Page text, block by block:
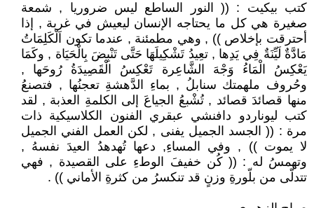
كتب بيكيت : (( النور الساطع ليس ضروريا , شمعة
صغيرة هي كل ما يحتاجه الإنسان ليعيش في غربة , إذا
أحترقت بإخلاص )) , وهي مطمئنة , عندما تكون اَلْكَلِمَاتُ
مَادَّةٌ لَيِّنَةٌ فِي يَدِها , تعِيدُ تَشْكِيلَهَا حَتَّى تَنْبِضَ بِالْحَيَاة , وكَمَا
يَعْكِسُ الْمَاءُ وَجْهَ الشَّاعِرة تَعْكِسُ الْقَصِيدَةُ رُوحَها ,
وحُروف ملهمتك سنابلُ , بماءِ الدَّهشةِ تعجنُها , فتصنعُ
منها قصائدَ قصائد , تُشْبعُ الجياعَ إلى الكلمةِ العذبة , لقد
كتب ليوناردو دافنشي عبقري الفنون الكلاسيكية ذات
مرة : (( الجسد الجميل يفنى , لكن العمل الفني الجميل
لا يموت )) , وفي المساءِ, دعها تُهدهدُ العيدَ نفسهُ ,
وتهمسُ له : (( كُن خفيفَ الوطءِ على القصيدة , فهي
تتدلّى من بلّورةِ وزنٍ قد تنكسرُ من كثرةِ الأماني )) .